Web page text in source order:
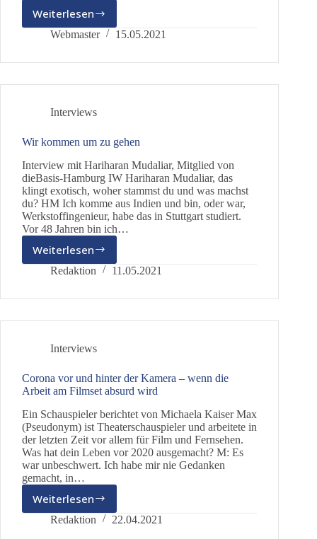
Weiterlesen
Alt
und
–
Webmaster 15.05.2021
Interviews
Wir kommen um zu gehen
Interview mit Hariharan Mudaliar, Mitglied von
dieBasis-Hamburg IW Hariharan Mudaliar, das
klingt exotisch, woher stammst du und was machst
du? HM Ich komme aus Indien und bin, oder war,
Werkstoffingenieur, habe das in Stuttgart studiert.
Vor 48 Jahren bin ich…
Weiterlesen
Wir
kommen
zu
Redaktion 11.05.2021
Interviews
Corona vor und hinter der Kamera – wenn die
Arbeit am Filmset absurd wird
Ein Schauspieler berichtet von Michaela Kaiser Max
(Pseudonym) ist Theaterschauspieler und arbeitete in
der letzten Zeit vor allem für Film und Fernsehen.
Was hat dein Leben vor 2020 ausgemacht? M: Es
war unbeschwert. Ich habe mir nie Gedanken
gemacht, in…
Weiterlesen
Corona
vor
Redaktion 22.04.2021